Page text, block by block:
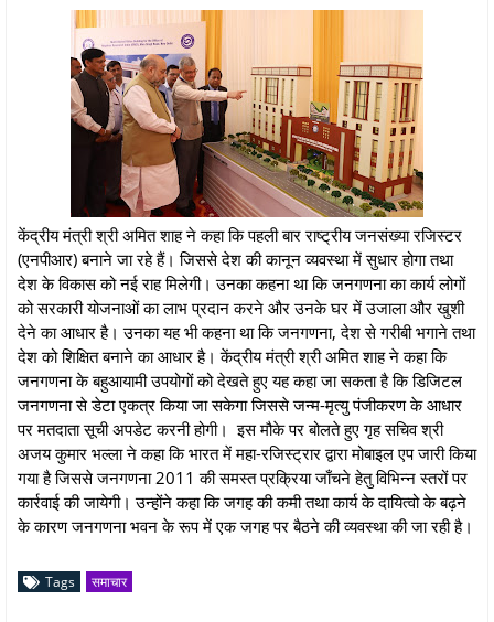
केंद्रीय मंत्री श्री अमित शाह ने कहा कि पहली बार राष्ट्रीय जनसंख्या रजिस्टर
(एनपीआर) बनाने जा रहे हैं। जिससे देश की कानून व्यवस्था में सुधार होगा तथा
देश के विकास को नई राह मिलेगी। उनका कहना था कि जनगणना का कार्य लोगों
को सरकारी योजनाओं का लाभ प्रदान करने और उनके घर में उजाला और खुशी
देने का आधार है। उनका यह भी कहना था कि जनगणना, देश से गरीबी भगाने तथा
देश को शिक्षित बनाने का आधार है। केंद्रीय मंत्री श्री अमित शाह ने कहा कि
जनगणना के बहुआयामी उपयोगों को देखते हुए यह कहा जा सकता है कि डिजिटल
जनगणना से डेटा एकत्र किया जा सकेगा जिससे जन्म-मृत्यु पंजीकरण के आधार
पर मतदाता सूची अपडेट करनी होगी। इस मौके पर बोलते हुए गृह सचिव श्री
अजय कुमार भल्ला ने कहा कि भारत में महा-रजिस्ट्रार द्वारा मोबाइल एप जारी किया
गया है जिससे जनगणना 2011 की समस्त प्रक्रिया जाँचने हेतु विभिन्न स्तरों पर
कार्रवाई की जायेगी। उन्होंने कहा कि जगह की कमी तथा कार्य के दायित्वो के बढ़ने
के कारण जनगणना भवन के रूप में एक जगह पर बैठने की व्यवस्था की जा रही है।
Tags समाचार